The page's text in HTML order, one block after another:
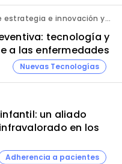
Silvia Blanco, Consultora de estrategia e innovación y Ana Leal, Consultora Senior de estrategia e innovación. ANIMA.
tecnología y
a las enfermedades
Nuevas Tecnologías
un aliado
en los
Adherencia a pacientes